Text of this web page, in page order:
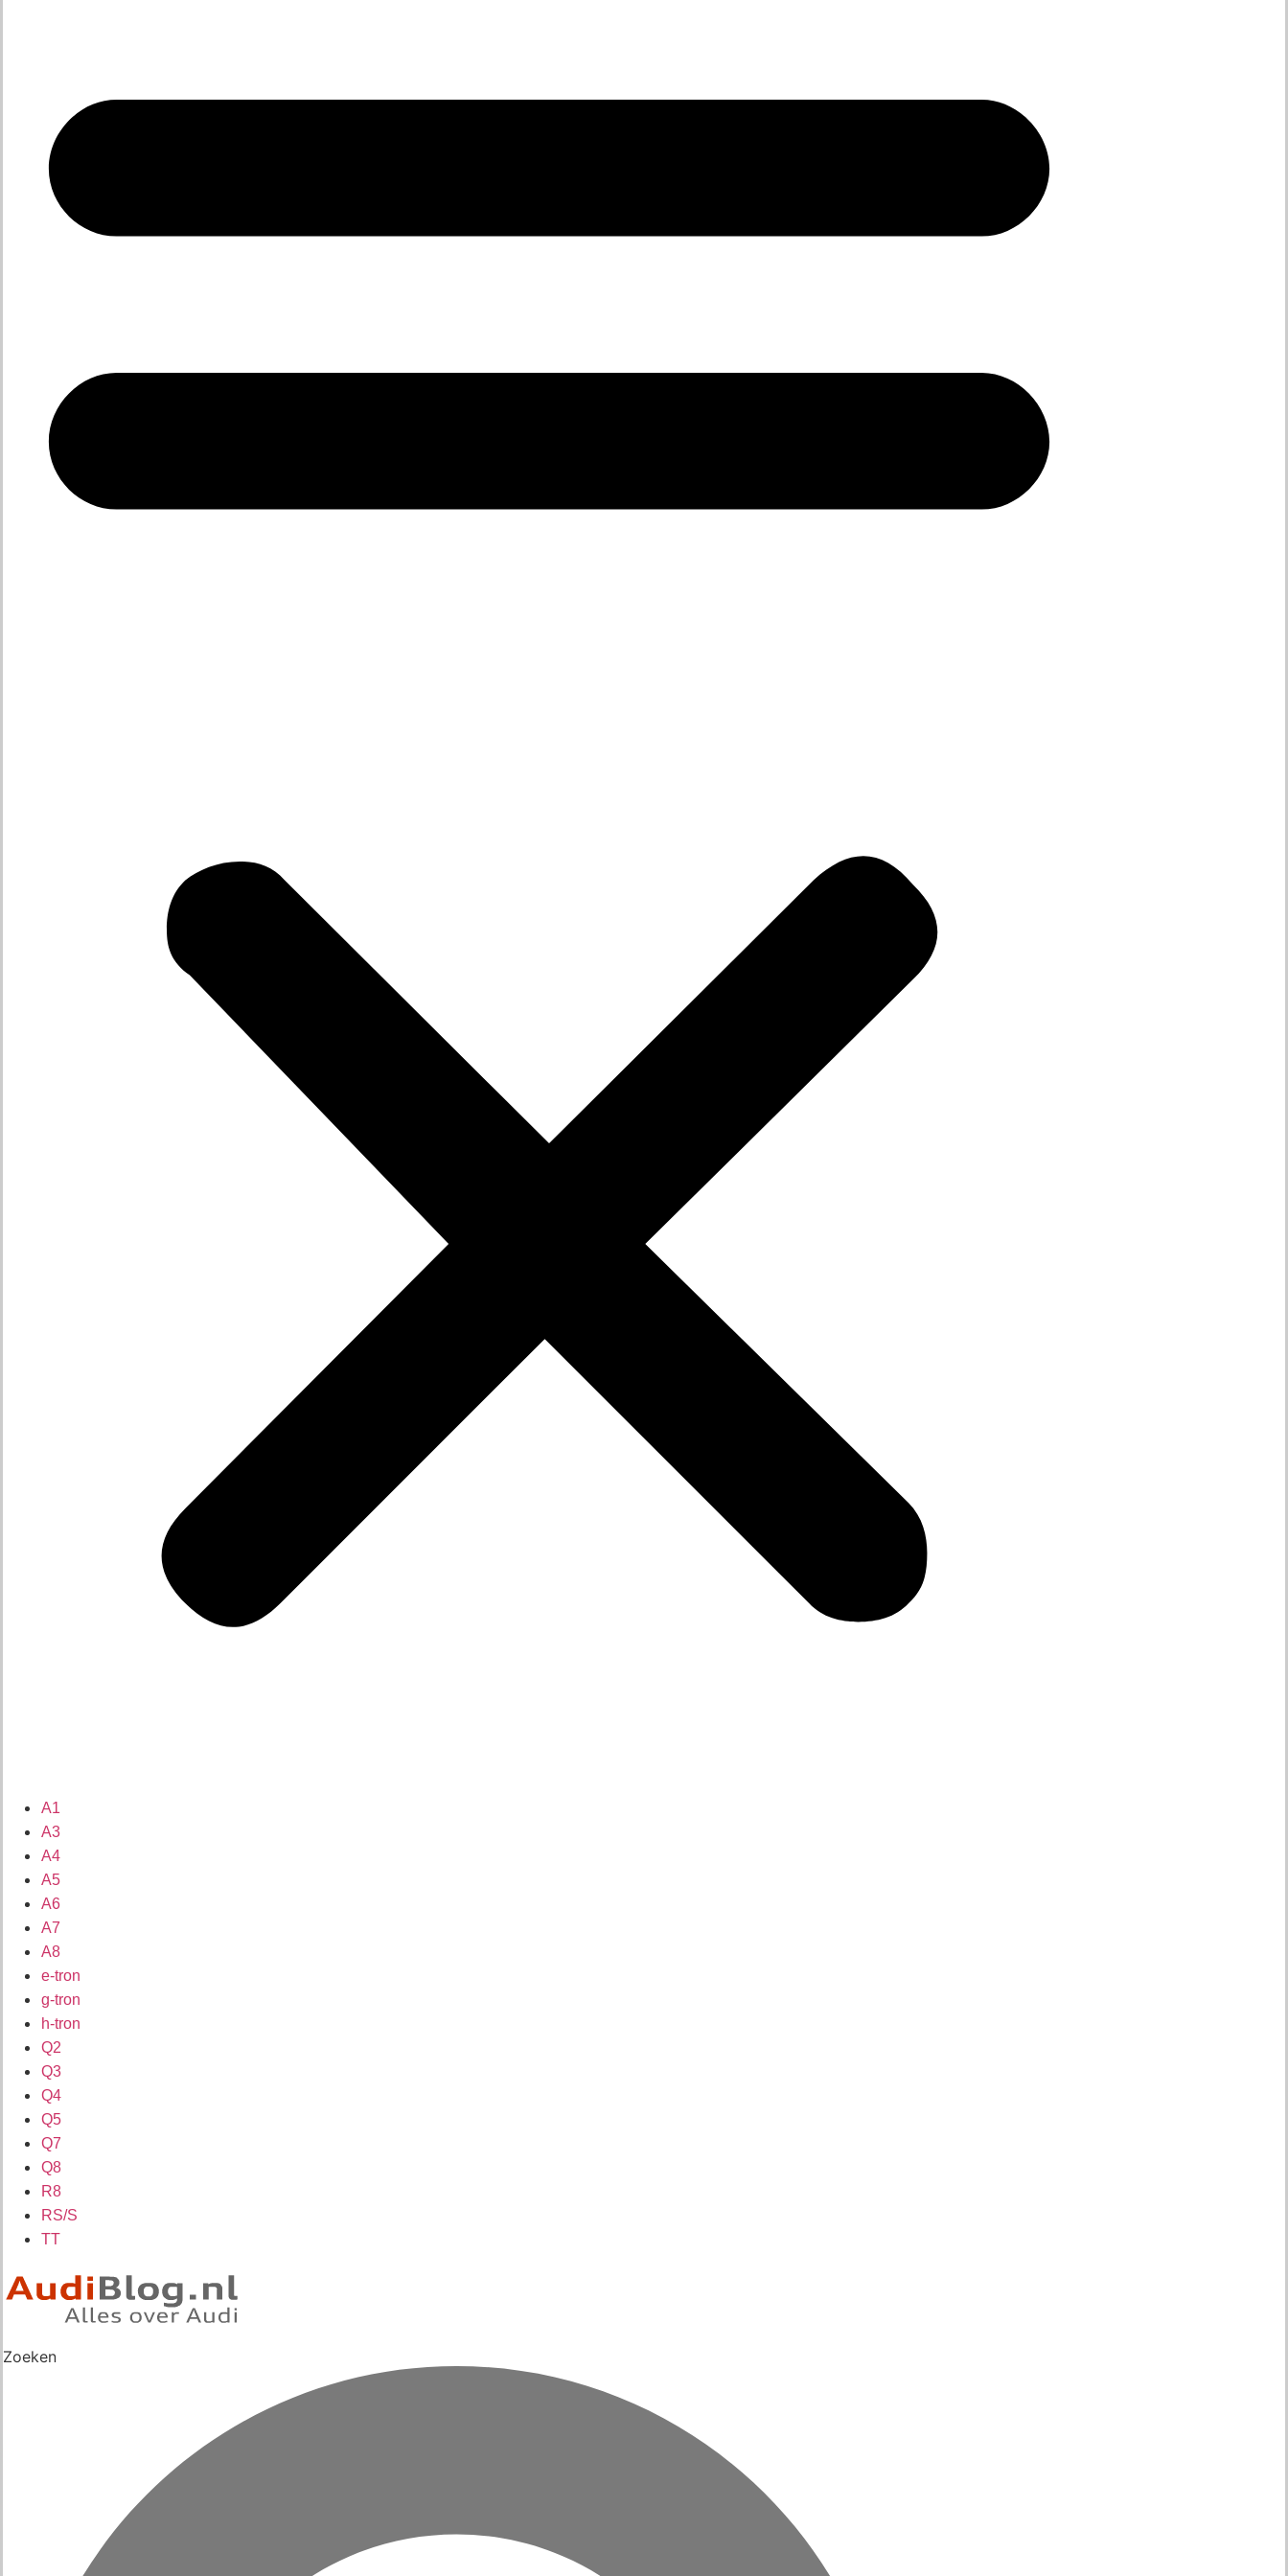
A1
A3
A4
A5
A6
A7
A8
e-tron
g-tron
h-tron
Q2
Q3
Q4
Q5
Q7
Q8
R8
RS/S
TT
Zoeken